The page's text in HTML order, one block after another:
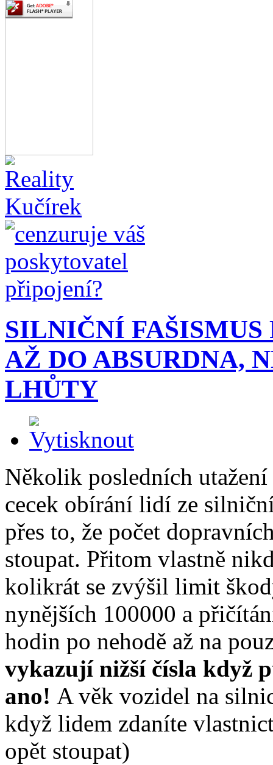
SILNIČNÍ
AŽ DO ABSURDNA,
LHŮTY
Několik posledních
cecek obírání lidí ze
přes to, že počet
stoupat. Přitom vlastně
kolikrát se zvýšil limit
nynějších 100000 a
hodin po nehodě až na
vykazují nižší čísla když
ano! A věk vozidel na
když lidem zdaníte
opět stoupat)